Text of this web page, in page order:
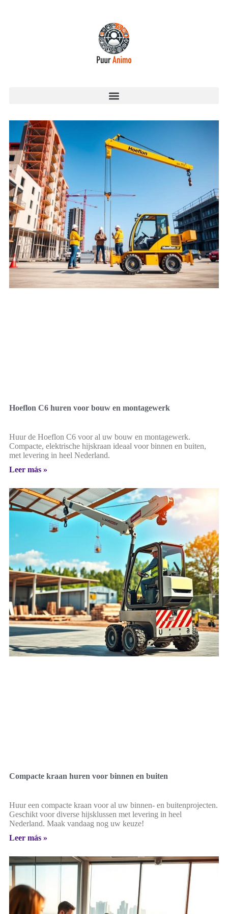
Hoeflon C6 huren voor bouw en montagewerk
Huur de Hoeflon C6 voor al uw bouw en montagewerk.
Compacte, elektrische hijskraan ideaal voor binnen en buiten,
met levering in heel Nederland.
Leer más »
Compacte kraan huren voor binnen en buiten
Huur een compacte kraan voor al uw binnen- en buitenprojecten.
Geschikt voor diverse hijsklussen met levering in heel
Nederland. Maak vandaag nog uw keuze!
Leer más »